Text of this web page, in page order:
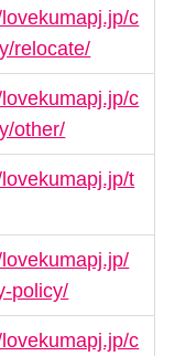
c
relocate/
c
other/
t
policy/
c